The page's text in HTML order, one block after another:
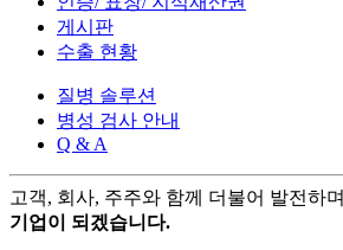
게시판
수출 현황
질병 솔루션
병성 검사 안내
Q & A
고객, 회사, 주주와 함께 더불어 발전하며
기업이 되겠습니다.